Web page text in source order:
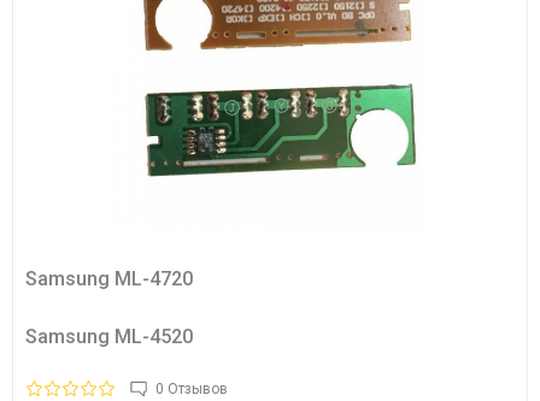
Samsung ML-4720
Samsung ML-4520
0 Отзывов